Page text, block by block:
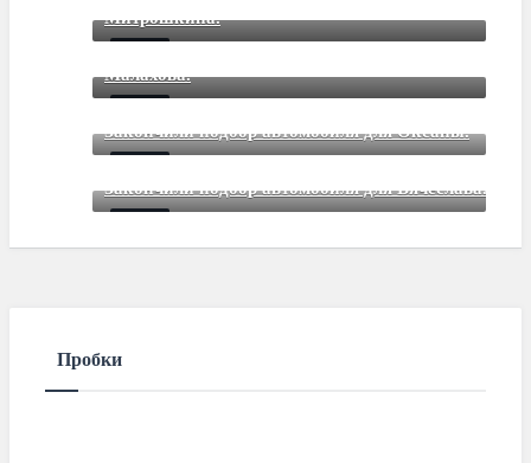
Митрошкина.
Закончили подбор автомобиля для Дмитрия
Малахова.
Закончили подбор автомобиля для Оксаны.
Закончили подбор автомобиля для Вячеслава.
Пробки